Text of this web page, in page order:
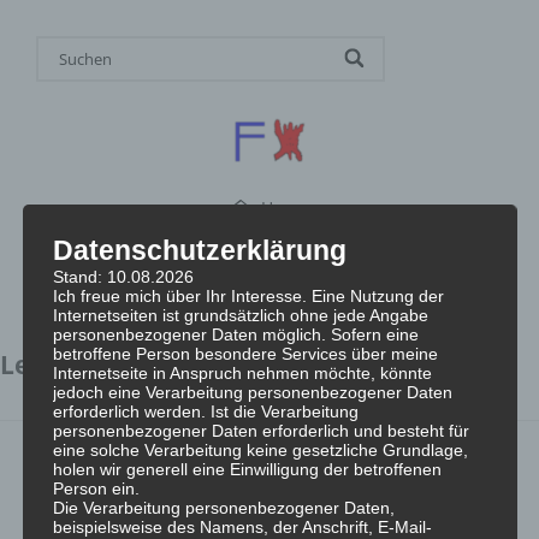
Home
Lehm
Datenschutzerklärung
Stand: 10.08.2026
Ich freue mich über Ihr Interesse. Eine Nutzung der
Internetseiten ist grundsätzlich ohne jede Angabe
personenbezogener Daten möglich. Sofern eine
betroffene Person besondere Services über meine
Internetseite in Anspruch nehmen möchte, könnte
jedoch eine Verarbeitung personenbezogener Daten
erforderlich werden. Ist die Verarbeitung
personenbezogener Daten erforderlich und besteht für
eine solche Verarbeitung keine gesetzliche Grundlage,
holen wir generell eine Einwilligung der betroffenen
Person ein.
Die Verarbeitung personenbezogener Daten,
beispielsweise des Namens, der Anschrift, E-Mail-